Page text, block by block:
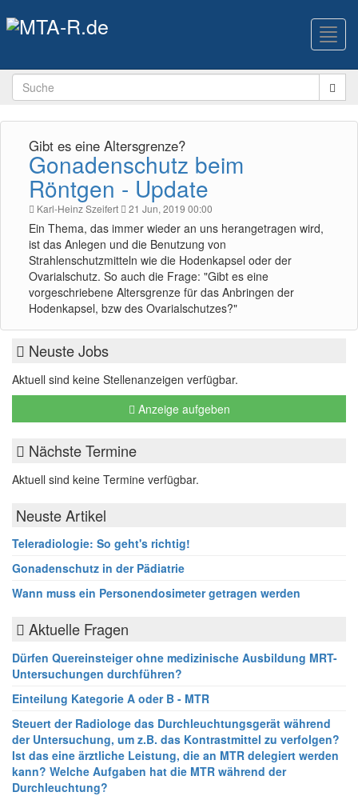
Gibt es eine Altersgrenze?
Gonadenschutz beim
Röntgen - Update
Karl-Heinz Szeifert 21 Jun, 2019 00:00
Ein Thema, das immer wieder an uns herangetragen wird,
ist das Anlegen und die Benutzung von
Strahlenschutzmitteln wie die Hodenkapsel oder der
Ovarialschutz. So auch die Frage: "Gibt es eine
vorgeschriebene Altersgrenze für das Anbringen der
Hodenkapsel, bzw des Ovarialschutzes?"
Neuste Jobs
Aktuell sind keine Stellenanzeigen verfügbar.
Anzeige aufgeben
Nächste Termine
Aktuell sind keine Termine verfügbar.
Neuste Artikel
Teleradiologie: So geht's richtig!
Gonadenschutz in der Pädiatrie
Wann muss ein Personendosimeter getragen werden
Aktuelle Fragen
Dürfen Quereinsteiger ohne medizinische Ausbildung MRT-
Untersuchungen durchführen?
Einteilung Kategorie A oder B - MTR
Steuert der Radiologe das Durchleuchtungsgerät während
der Untersuchung, um z.B. das Kontrastmittel zu verfolgen?
Ist das eine ärztliche Leistung, die an MTR delegiert werden
kann? Welche Aufgaben hat die MTR während der
Durchleuchtung?